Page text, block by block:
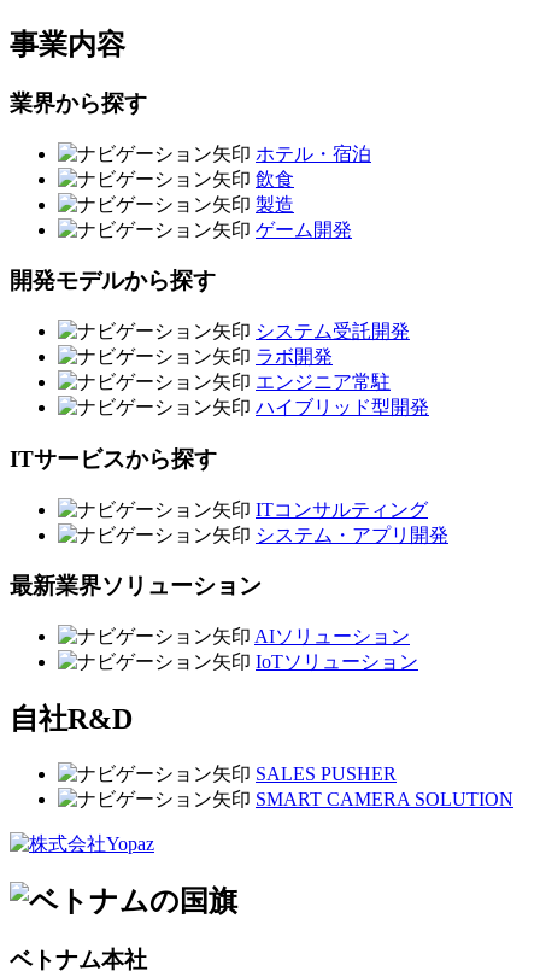
事業内容
業界から探す
ホテル・宿泊
飲食
製造
ゲーム開発
開発モデルから探す
システム受託開発
ラボ開発
エンジニア常駐
ハイブリッド型開発
ITサービスから探す
ITコンサルティング
システム・アプリ開発
最新業界ソリューション
AIソリューション
IoTソリューション
自社R&D
SALES PUSHER
SMART CAMERA SOLUTION
ベトナム本社